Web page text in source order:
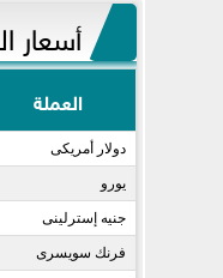
أسعار
العملة
دولار أمريكى​
يورو​
جنيه إسترلينى​
فرنك سويسرى​